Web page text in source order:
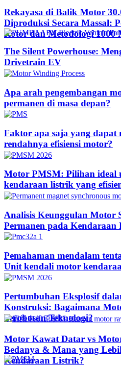
Rekayasa di Balik Motor
Diproduksi Secara Massal:
Rotor dan Metodologi 1000
The Silent Powerhouse:
Drivetrain EV
Apa arah pengembangan
permanen di masa depan?
Faktor apa saja yang dapat
rendahnya efisiensi motor?
Motor PMSM: Pilihan ideal
kendaraan listrik yang
Analisis Keunggulan Motor
Permanen pada Kendaraan
Pemahaman mendalam
Unit kendali motor
Pertumbuhan Eksplosif
Konstruksi: Bagaimana
Terobosan Teknologi?​
Motor Kawat Datar vs
Bedanya & Mana yang
Kendaraan Listrik?